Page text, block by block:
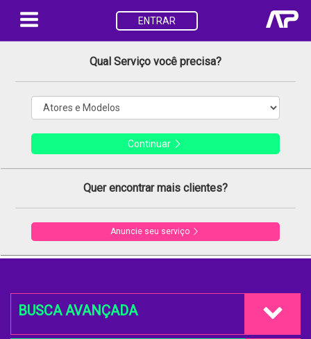
ENTRAR
Qual Serviço você precisa?
Continuar
Quer encontrar mais clientes?
Anuncie seu serviço
BUSCA AVANÇADA